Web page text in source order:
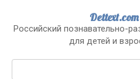
контенту
Dettext.com
Российский познавательно-
для детей и
Поиск: